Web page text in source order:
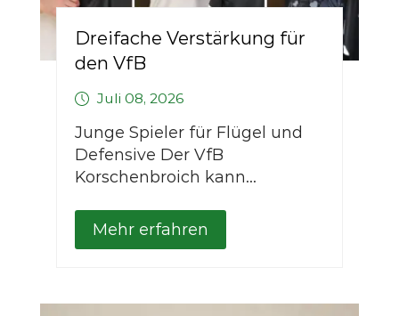
Dreifache Verstärkung für
den VfB
Juli 08, 2026
Junge Spieler für Flügel und
Defensive Der VfB
Korschenbroich kann...
Mehr erfahren